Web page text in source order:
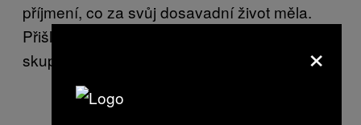
příjmení, co za svůj dosavadní život měla.
Přišlo jí neuvěřitelné, že se zničehonic fotí se
skupinkou mladých místních kluků.
×